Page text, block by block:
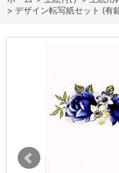
> デザイン転写紙セット (